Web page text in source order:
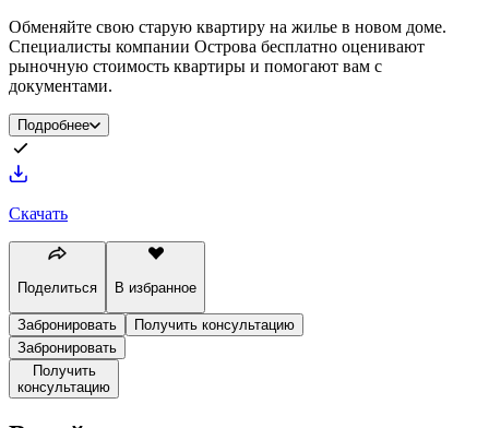
Обменяйте свою старую квартиру на жилье в новом доме.
Специалисты компании Острова бесплатно оценивают
рыночную стоимость квартиры и помогают вам с
документами.
Подробнее
Скачать
Поделиться В избранное
Забронировать
Получить консультацию
Забронировать
Получить
консультацию